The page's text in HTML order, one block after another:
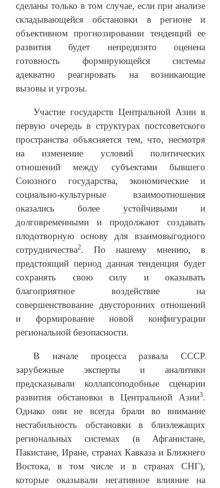
сделаны только в том случае, если при анализе
складывающейся обстановки в регионе и
объективном прогнозировании тенденций ее
развития будет непредвзято оценена
готовность формирующейся системы
адекватно реагировать на возникающие
вызовы и угрозы.
Участие государств Центральной Азии в
первую очередь в структурах постсоветского
пространства объясняется тем, что, несмотря
на изменение условий политических
отношений между субъектами бывшего
Союзного государства, экономические и
социально-культурные взаимоотношения
оказались более устойчивыми и
долговременными и продолжают создавать
плодотворную основу для взаимовыгодного
сотрудничества2. По нашему мнению, в
предстоящий период данная тенденция будет
сохранять свою силу и оказывать
благоприятное воздействие на
совершенствование двусторонних отношений
и формирование новой конфигурации
региональной безопасности.
В начале процесса развала СССР
зарубежные эксперты и аналитики
предсказывали коллапсоподобные сценарии
развития обстановки в Центральной Азии3.
Однако они не всегда брали во внимание
нестабильность обстановки в близлежащих
региональных системах (в Афганистане,
Пакистане, Иране, странах Кавказа и Ближнего
Востока, в том числе и в странах СНГ),
которые оказывали негативное влияние на